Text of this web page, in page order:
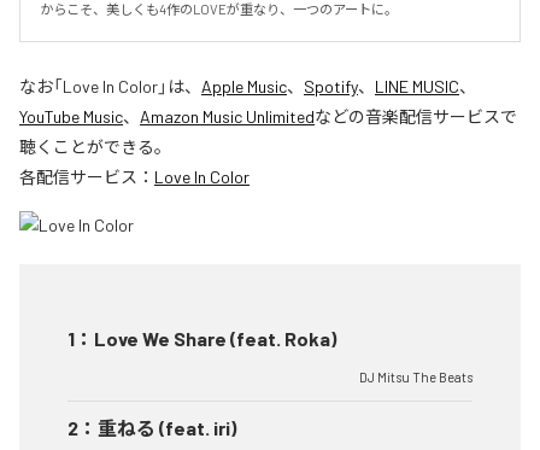
からこそ、美しくも4作のLOVEが重なり、一つのアートに。
なお「Love In Color」は、 Apple Music、 Spotify、 LINE MUSIC、
YouTube Music、 Amazon Music Unlimitedなどの音楽配信サービスで
聴くことができる。
各配信サービス： Love In Color
1 ： Love We Share (feat. Roka)
DJ Mitsu The Beats
2 ： 重ねる (feat. iri)